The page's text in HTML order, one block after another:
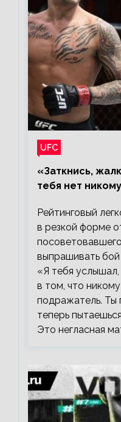
UFC
«Заткнись,
тебя нет
Рейтинговый
в резкой форме
выпрашивать
«Я тебя
в том, что
подражатель. Ты
теперь
Это негласная